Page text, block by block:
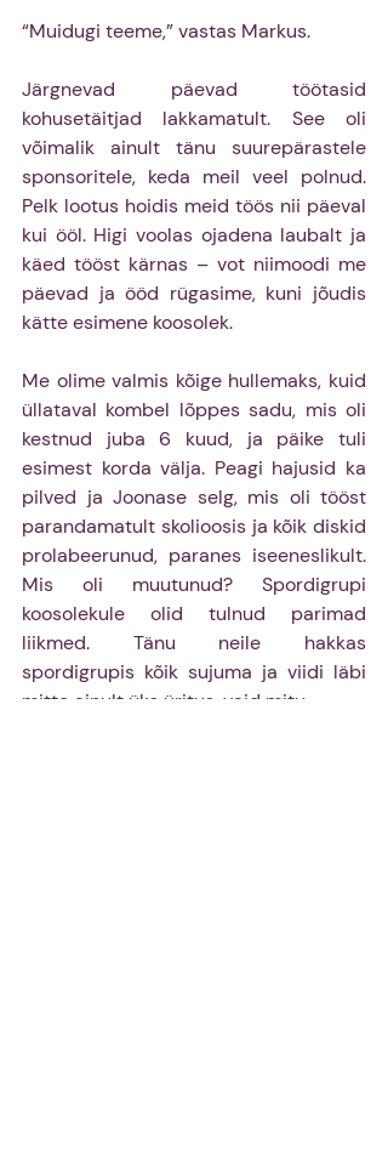
“Muidugi teeme,” vastas Markus.
Järgnevad päevad töötasid
kohusetäitjad lakkamatult. See oli
võimalik ainult tänu suurepärastele
sponsoritele, keda meil veel polnud.
Pelk lootus hoidis meid töös nii päeval
kui ööl. Higi voolas ojadena laubalt ja
käed tööst kärnas – vot niimoodi me
päevad ja ööd rügasime, kuni jõudis
kätte esimene koosolek.
Me olime valmis kõige hullemaks, kuid
üllataval kombel lõppes sadu, mis oli
kestnud juba 6 kuud, ja päike tuli
esimest korda välja. Peagi hajusid ka
pilved ja Joonase selg, mis oli tööst
parandamatult skolioosis ja kõik diskid
prolabeerunud, paranes iseeneslikult.
Mis oli muutunud? Spordigrupi
koosolekule olid tulnud parimad
liikmed. Tänu neile hakkas
spordigrupis kõik sujuma ja viidi läbi
mitte ainult üks üritus, vaid mitu.